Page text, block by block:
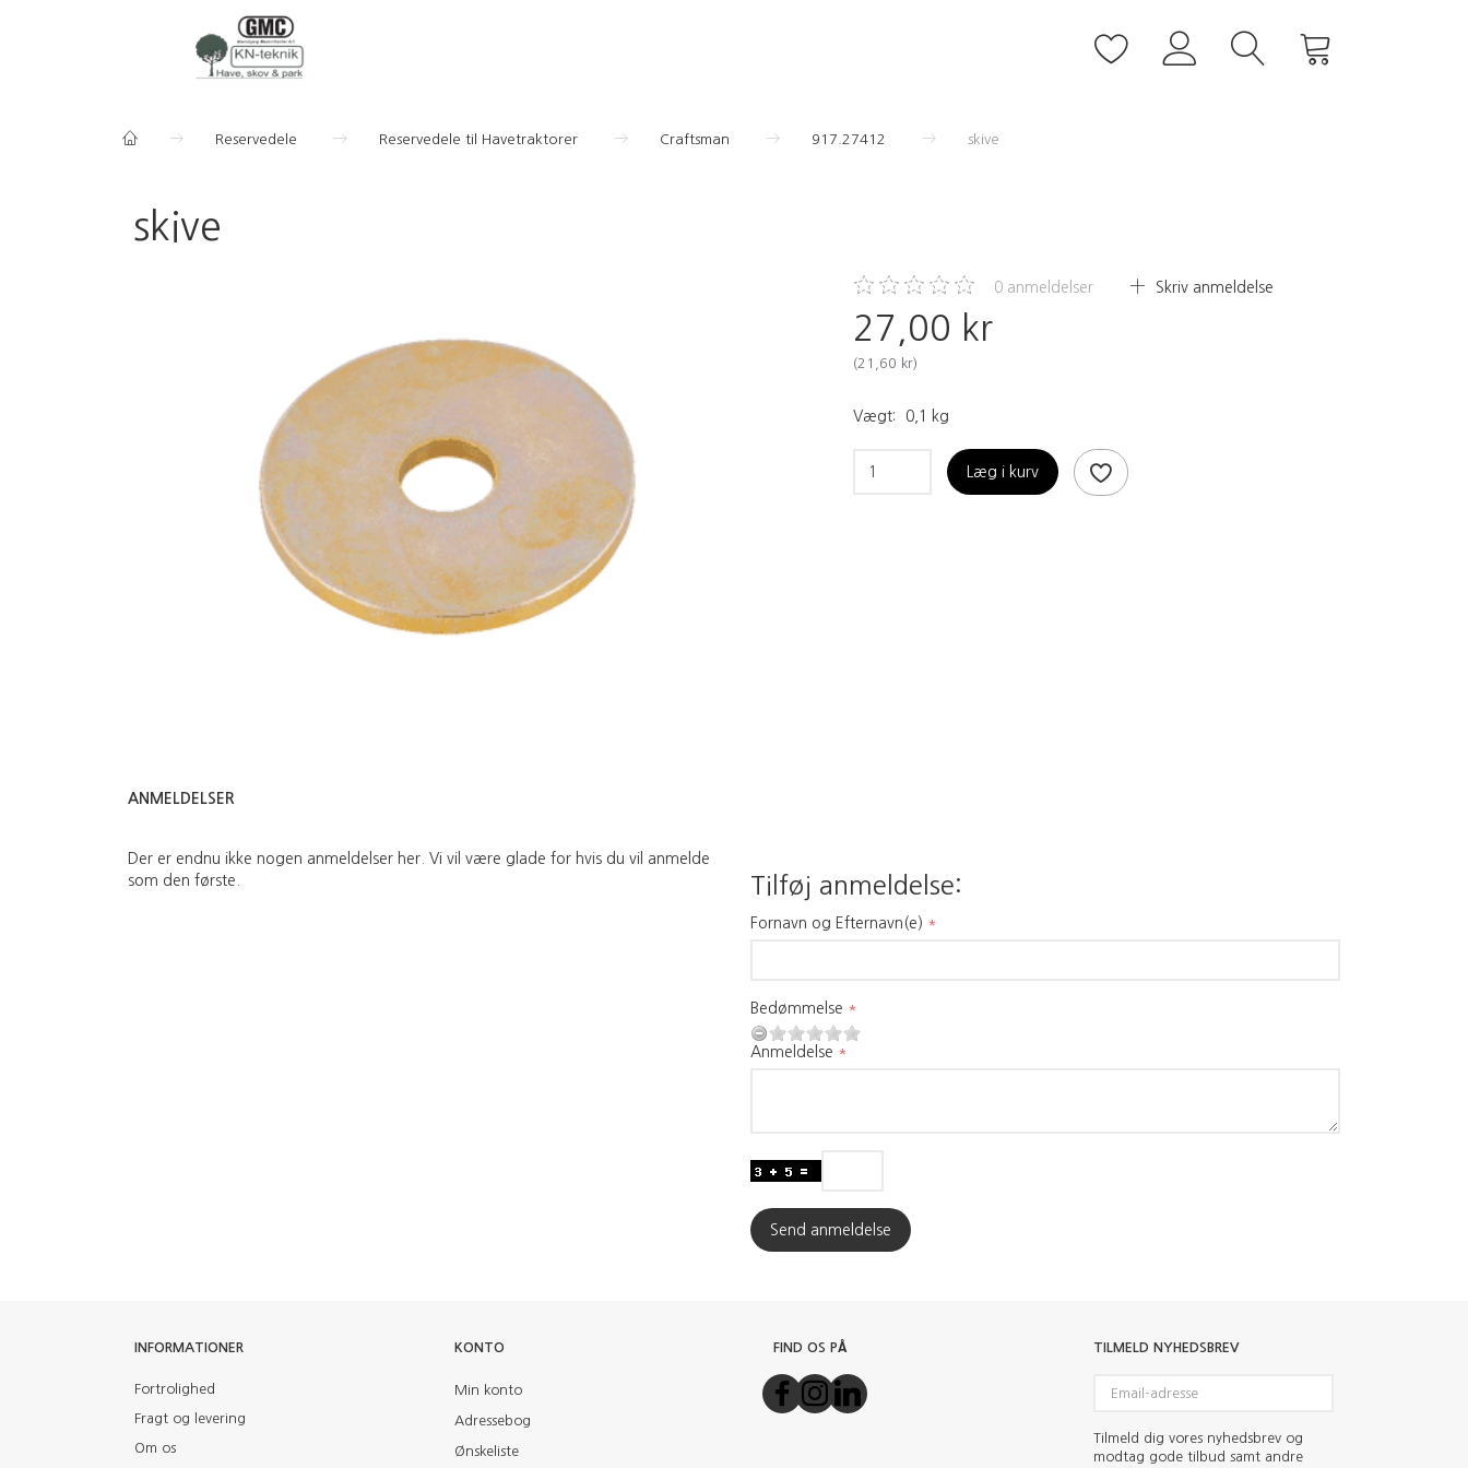
Reservedele Reservedele til Havetraktorer Craftsman 917.27412 skive
skive
0 anmeldelser Skriv anmeldelse
27,00 kr
(21,60 kr)
Vægt: 0,1 kg
Læg i kurv
ANMELDELSER
Der er endnu ikke nogen anmeldelser her. Vi vil være glade for hvis du vil anmelde
som den første.
Tilføj anmeldelse:
Fornavn og Efternavn(e)
Bedømmelse
Anmeldelse
Send anmeldelse
INFORMATIONER
Fortrolighed
Fragt og levering
Om os
KONTO
Min konto
Adressebog
Ønskeliste
FIND OS PÅ TILMELD NYHEDSBREV
adresse
Tilmeld dig vores nyhedsbrev og
modtag gode tilbud samt andre